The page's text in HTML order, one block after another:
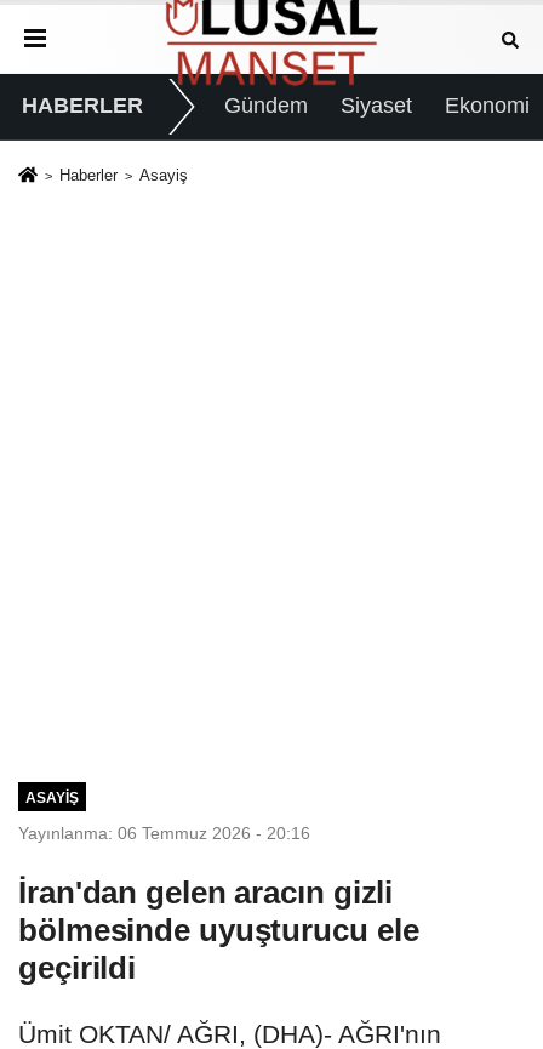
HABERLER Gündem Siyaset Ekonomi
Haberler Asayiş
ASAYIŞ
Yayınlanma: 06 Temmuz 2026 - 20:16
İran'dan gelen aracın gizli
bölmesinde uyuşturucu ele
geçirildi
Ümit OKTAN/ AĞRI, (DHA)- AĞRI'nın